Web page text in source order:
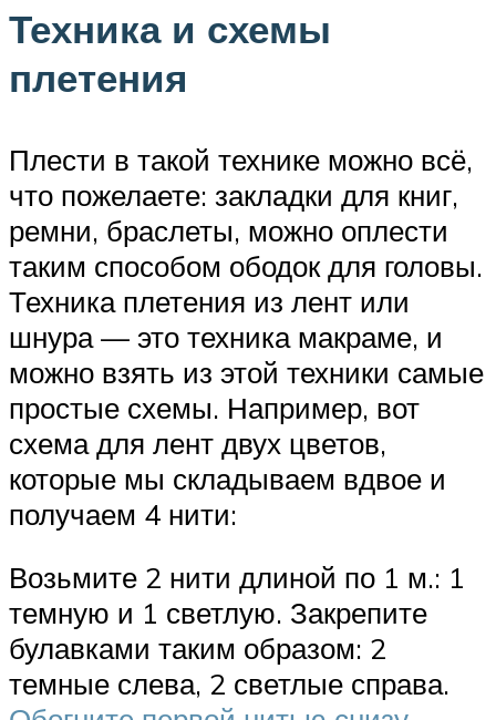
Техника и схемы
плетения
Плести в такой технике можно всё,
что пожелаете: закладки для книг,
ремни, браслеты, можно оплести
таким способом ободок для головы.
Техника плетения из лент или
шнура — это техника макраме, и
можно взять из этой техники самые
простые схемы. Например, вот
схема для лент двух цветов,
которые мы складываем вдвое и
получаем 4 нити:
Возьмите 2 нити длиной по 1 м.: 1
темную и 1 светлую. Закрепите
булавками таким образом: 2
темные слева, 2 светлые справа.